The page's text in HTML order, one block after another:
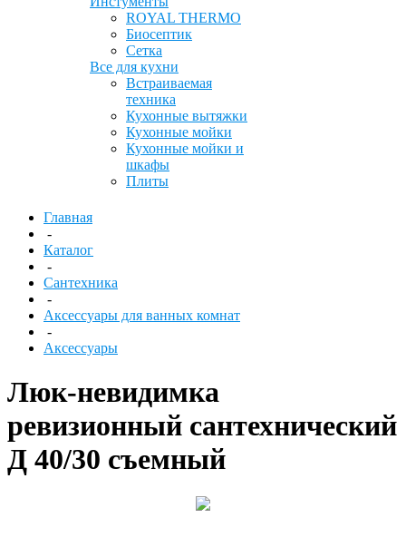
ROYAL THERMO
Биосептик
Сетка
Все для кухни
Встраиваемая
техника
Кухонные вытяжки
Кухонные мойки
Кухонные мойки и
шкафы
Плиты
Главная
-
Каталог
-
Сантехника
-
Аксессуары для ванных комнат
-
Аксессуары
Люк-невидимка
ревизионный сантехнический
Д 40/30 съемный